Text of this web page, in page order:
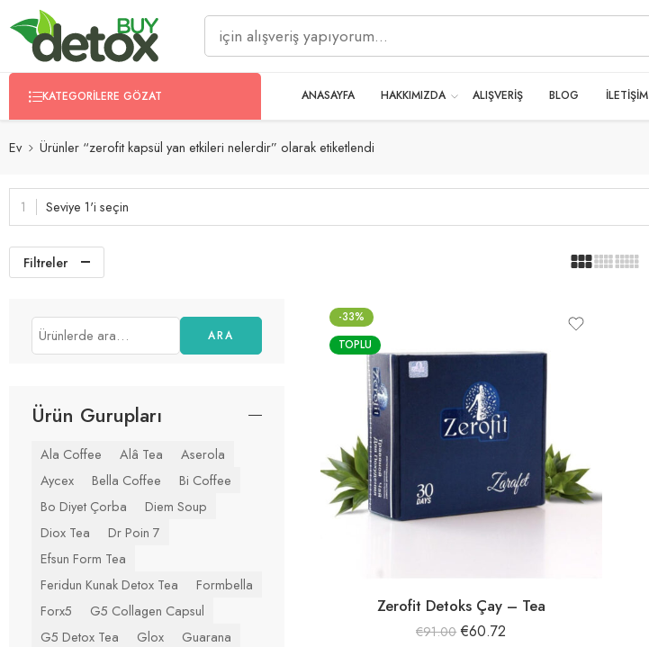
KATEGORILERE GÖZAT ANASAYFA HAKKIMIZDA ALIŞVERİŞ BLOG İLETİŞİM
Ev Ürünler “zerofit kapsül yan etkileri nelerdir” olarak etiketlendi
Seviye 1'i seçin
Filtreler
-33%
TOPLU
Zerofit Detoks Çay – Tea
€91.00 €60.72
ARA
Ürün Gurupları
Ala Coffee Alâ Tea
Aserola
Aycex
Bella Coffee
Bi Coffee
Bo Diyet Çorba
Diem Soup
Diox Tea
Dr Poin 7
Efsun Form Tea
Feridun Kunak Detox Tea
Formbella
Forx5
G5 Collagen Capsul
G5 Detox Tea
Glox
Guarana